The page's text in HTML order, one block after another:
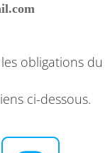
obligations du
ci-dessous.